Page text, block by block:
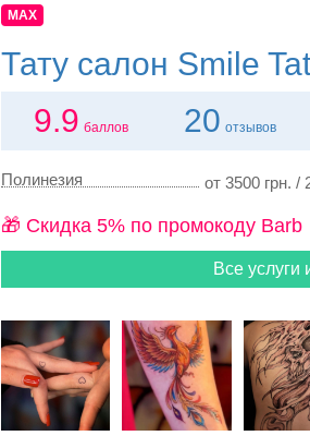
MAX
Тату салон Smile
9.9 баллов 20 отзывов
Полинезия от 3500 грн. /
🎁 Cкидка 5% по промокоду Barb
Все услуги